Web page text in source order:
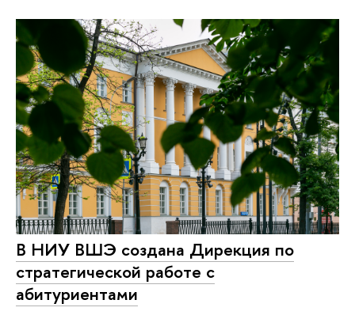
В НИУ ВШЭ создана Дирекция по
стратегической работе с
абитуриентами